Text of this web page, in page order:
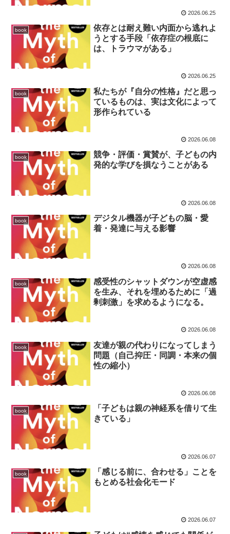
2026.06.25
book
依存とは耐え難い内面から逃れよ
うとする手段「依存症の根底に
は、トラウマがある」
2026.06.25
book
私たちが『自分の性格』だと思っ
ているものは、実は文化によって
形作られている
2026.06.08
book
競争・評価・賞賛が、子どもの内
発的な学びを損なうことがある
2026.06.08
book
デジタル機器が子どもの脳・愛
着・発達に与える影響
2026.06.08
book
感受性のシャットダウンが空虚感
を生み、それを埋めるために「過
剰刺激」を求めるようになる。
2026.06.08
book
友達が親の代わりになってしまう
問題（自己抑圧・同調・本来の個
性の縮小）
2026.06.08
book
「子どもは親の神経系を借りて生
きている」
2026.06.07
book
「感じる前に、合わせる」ことを
もとめる社会化モード
2026.06.07